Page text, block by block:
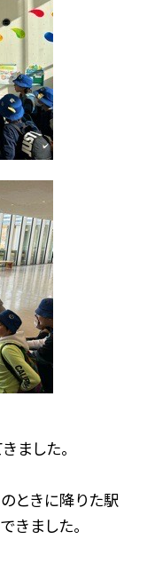
ました。
ときに降りた駅
きました。